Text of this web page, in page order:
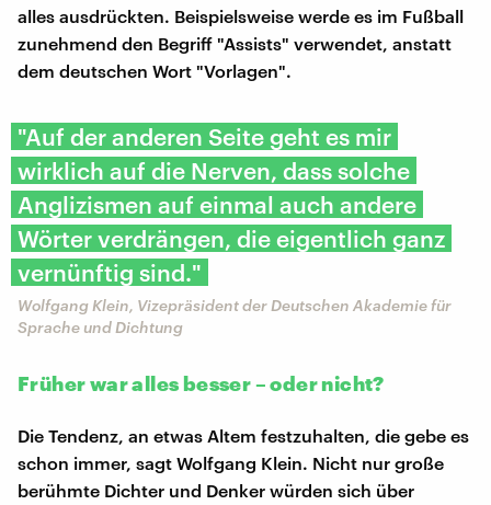
alles ausdrückten. Beispielsweise werde es im Fußball
zunehmend den Begriff "Assists" verwendet, anstatt
dem deutschen Wort "Vorlagen".
"Auf der anderen Seite geht es mir
wirklich auf die Nerven, dass solche
Anglizismen auf einmal auch andere
Wörter verdrängen, die eigentlich ganz
vernünftig sind."
Wolfgang Klein, Vizepräsident der Deutschen Akademie für
Sprache und Dichtung
Früher war alles besser – oder nicht?
Die Tendenz, an etwas Altem festzuhalten, die gebe es
schon immer, sagt Wolfgang Klein. Nicht nur große
berühmte Dichter und Denker würden sich über